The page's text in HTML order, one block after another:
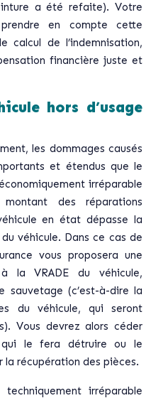
a été refaite). Votre
prendre en compte cette
calcul de l’indemnisation,
financière juste et
hors d’usage
les dommages causés
et étendus que le
irréparable
des réparations
en état dépasse la
véhicule. Dans ce cas de
vous proposera une
à la VRADE du véhicule,
(c’est-à-dire la
du véhicule, qui seront
Vous devrez alors céder
qui le fera détruire ou le
la récupération des pièces.
irréparable